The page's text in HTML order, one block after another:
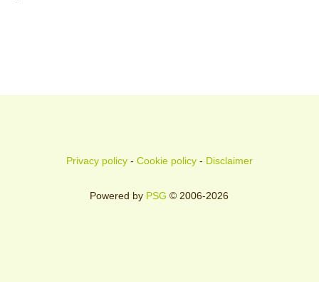
Privacy policy- Cookie policy- Disclaimer
Powered by PSG © 2006-2026